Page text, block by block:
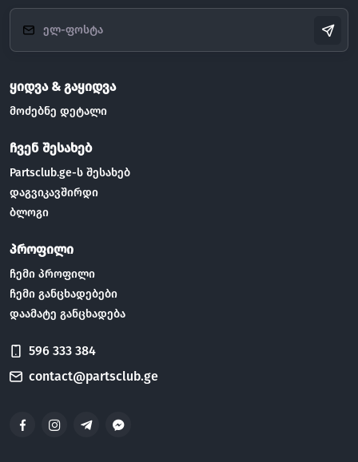
ყიდვა & გაყიდვა
მოძებნე დეტალი
ჩვენ შესახებ
Partsclub.ge-ს შესახებ
დაგვიკავშირდი
ბლოგი
პროფილი
ჩემი პროფილი
ჩემი განცხადებები
დაამატე განცხადება
596 333 384
contact@partsclub.ge